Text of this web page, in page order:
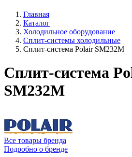
Главная
Каталог
Холодильное оборудование
Сплит-системы холодильные
Сплит-система Polair SM232M
Сплит-система
SM232M
Все товары бренда
Подробно о бренде